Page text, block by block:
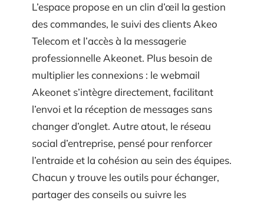
L’espace propose en un clin d’œil la gestion
des commandes, le suivi des clients Akeo
Telecom et l’accès à la messagerie
professionnelle Akeonet. Plus besoin de
multiplier les connexions : le webmail
Akeonet s’intègre directement, facilitant
l’envoi et la réception de messages sans
changer d’onglet. Autre atout, le réseau
social d’entreprise, pensé pour renforcer
l’entraide et la cohésion au sein des équipes.
Chacun y trouve les outils pour échanger,
partager des conseils ou suivre les